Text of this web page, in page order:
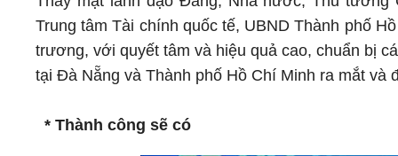
Trung tâm Tài chính quốc tế, UBND Thành phố
trương, với quyết tâm và hiệu quả cao, chuẩn bị
tại Đà Nẵng và Thành phố Hồ Chí Minh ra mắt và
* Thành công sẽ có